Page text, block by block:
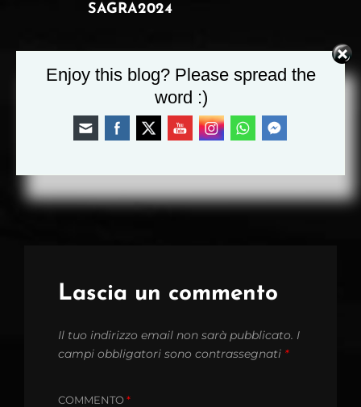
PREVIOUS
PREV POST
NATALE
SAGRA2024
Lascia un commento
Il tuo indirizzo email non sarà pubblicato. I
campi obbligatori sono contrassegnati *
COMMENTO*
Enjoy this blog? Please spread the
word :)